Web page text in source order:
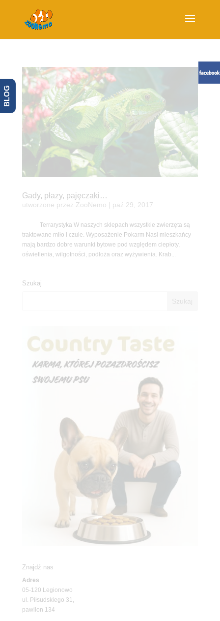
Gady, płazy, pajęczaki…
utworzone przez ZooNemo paź 29, 2017
Terrarystyka W naszych sklepach wszystkie zwierzęta są
traktowane miło i czule. Wyposażenie Pokarm Nasi mieszkańcy
mają bardzo dobre warunki bytowe pod względem ciepłoty,
oświetlenia, wilgotności, podłoża oraz wyżywienia. Krab...
Szukaj
Znajdź nas
Adres
05-120 Legionowo
ul. Piłsudskiego 31,
pawilon 134
BLOG